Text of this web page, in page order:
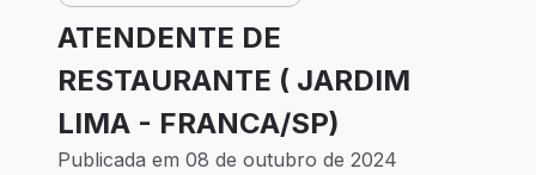
ATENDENTE DE
RESTAURANTE ( JARDIM
LIMA - FRANCA/SP)
Publicada em 08 de outubro de 2024